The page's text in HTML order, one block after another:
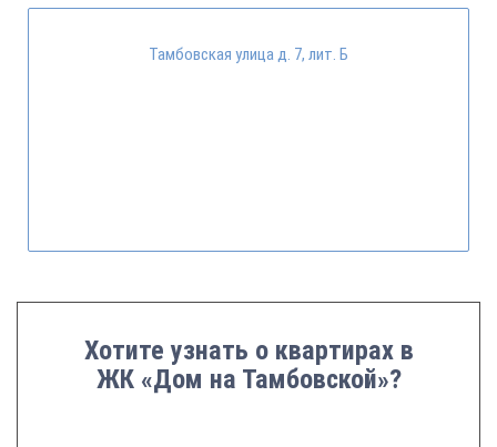
Тамбовская улица д. 7, лит. Б
Хотите узнать о квартирах в
ЖК «Дом на Тамбовской»?